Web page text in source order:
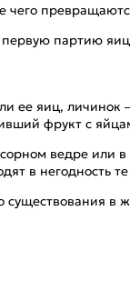
чего
первую партию
ее яиц,
фрукт с
ведре
в